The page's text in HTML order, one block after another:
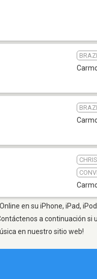
en su iPhone, iPad,
a continuación
en nuestro sitio web!